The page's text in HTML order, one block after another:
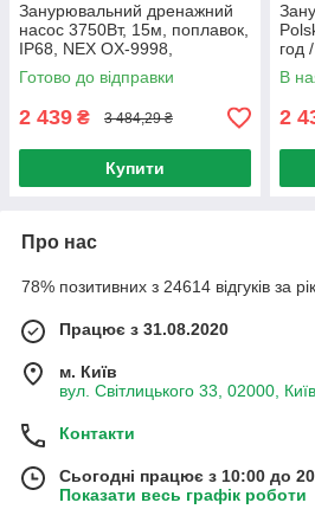
Занурювальний дренажний
насос 3750Вт, 15м, поплавок,
IP68, NEX OX-9998,
Червоний / Дренажний насос
для відкачування вигрібної
ями
Готово до відправки
2 439 ₴ 3 484,29 ₴
Купити
год
В
2
Про нас
78% позитивних з 24614 відгуків за рік
Працює з 31.08.2020
м. Київ
вул. Світлицького 33, 02000,
Контакти
Сьогодні працює з 10:00 до
Показати весь графік роботи